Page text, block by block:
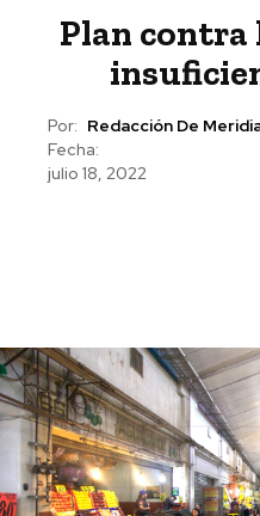
Plan contra
Por: Redacción De
Fecha:
julio 18, 2022